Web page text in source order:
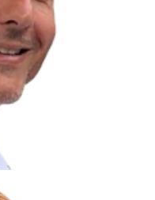
môžu byť používané
používateľský zážitok.
služby podľa toho, čo
ktoré typy
na vašom
pre prevádzku tejto